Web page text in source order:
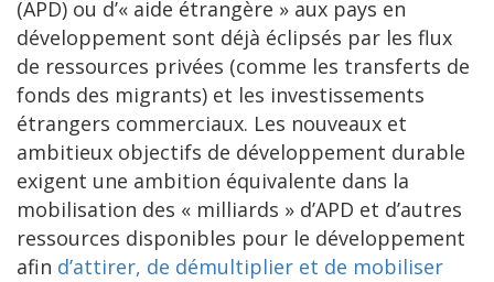
(APD) ou d’« aide étrangère » aux pays en
développement sont déjà éclipsés par les flux
de ressources privées (comme les transferts de
fonds des migrants) et les investissements
étrangers commerciaux. Les nouveaux et
ambitieux objectifs de développement durable
exigent une ambition équivalente dans la
mobilisation des « milliards » d’APD et d’autres
ressources disponibles pour le développement
afin d’attirer, de démultiplier et de mobiliser